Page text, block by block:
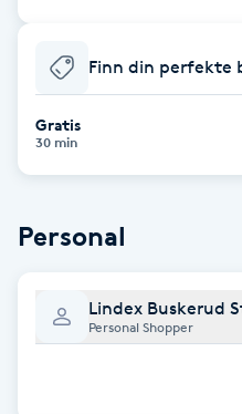
BIAB
Bottenfärg
Brynfärgning
Finn din perfekte
Gratis
30 min
Personal
Lindex Buskerud
Personal Shopper